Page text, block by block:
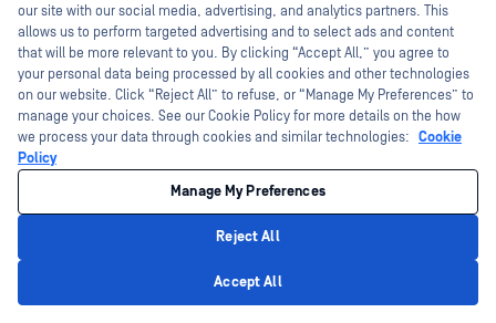
our site with our social media, advertising, and analytics partners. This
allows us to perform targeted advertising and to select ads and content
that will be more relevant to you. By clicking “Accept All,” you agree to
your personal data being processed by all cookies and other technologies
on our website. Click “Reject All” to refuse, or “Manage My Preferences” to
manage your choices. See our Cookie Policy for more details on the how
we process your data through cookies and similar technologies: Cookie
Policy
Manage My Preferences
Reject All
Accept All
today?